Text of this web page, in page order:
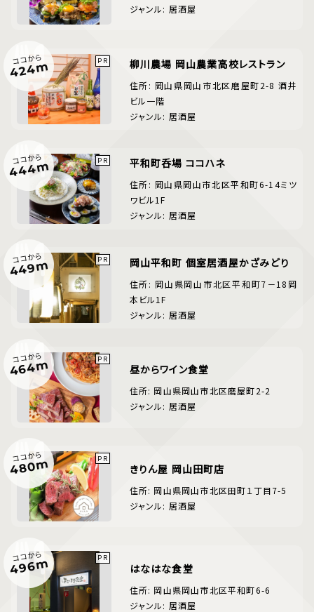
ジャンル: 居酒屋
ココから
424m 柳川農場 岡山農業高校レストラン
住所: 岡山県岡山市北区磨屋町2-8 酒井
ビル一階
ジャンル: 居酒屋
ココから
444m 平和町呑場 ココハネ
住所: 岡山県岡山市北区平和町6-14ミツ
ワビル1F
ジャンル: 居酒屋
ココから
449m 岡山平和町 個室居酒屋かざみどり
住所: 岡山県岡山市北区平和町7－18岡
本ビル1F
ジャンル: 居酒屋
ココから
464m 昼からワイン食堂
住所: 岡山県岡山市北区磨屋町2-2
ジャンル: 居酒屋
ココから
480m きりん屋 岡山田町店
住所: 岡山県岡山市北区田町１丁目7-5
ジャンル: 居酒屋
ココから
496m はなはな食堂
住所: 岡山県岡山市北区平和町6-6
ジャンル: 居酒屋